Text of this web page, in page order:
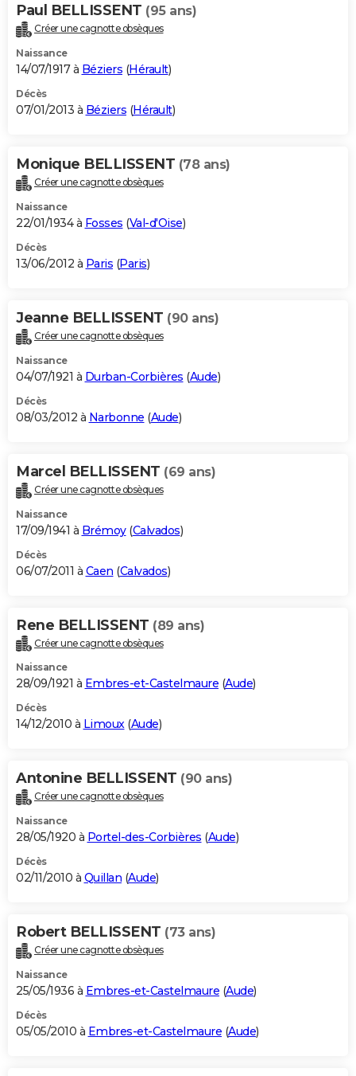
Paul BELLISSENT (95 ans)
Créer une cagnotte obsèques
Naissance
14/07/1917 à Béziers (Hérault)
Décès
07/01/2013 à Béziers (Hérault)
Monique BELLISSENT (78 ans)
Créer une cagnotte obsèques
Naissance
22/01/1934 à Fosses (Val-d'Oise)
Décès
13/06/2012 à Paris (Paris)
Jeanne BELLISSENT (90 ans)
Créer une cagnotte obsèques
Naissance
04/07/1921 à Durban-Corbières (Aude)
Décès
08/03/2012 à Narbonne (Aude)
Marcel BELLISSENT (69 ans)
Créer une cagnotte obsèques
Naissance
17/09/1941 à Brémoy(Calvados)
Décès
06/07/2011 à Caen (Calvados)
Rene BELLISSENT (89 ans)
Créer une cagnotte obsèques
Naissance
28/09/1921 à Embres-et-Castelmaure (Aude)
Décès
14/12/2010 à Limoux(Aude)
Antonine BELLISSENT (90 ans)
Créer une cagnotte obsèques
Naissance
28/05/1920 à Portel-des-Corbières (Aude)
Décès
02/11/2010 à Quillan (Aude)
Robert BELLISSENT (73 ans)
Créer une cagnotte obsèques
Naissance
25/05/1936 à Embres-et-Castelmaure (Aude)
Décès
05/05/2010 à Embres-et-Castelmaure (Aude)